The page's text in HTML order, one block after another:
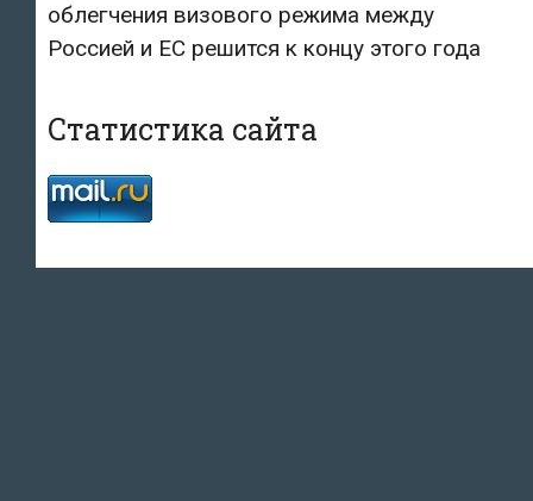
облегчения визового режима между
Россией и ЕС решится к концу этого года
Статистика сайта